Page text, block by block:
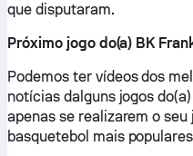
que disputaram.
Próximo jogo do(a) BK
Podemos ter vídeos dos
notícias dalguns jogos
apenas se realizarem o
basquetebol mais